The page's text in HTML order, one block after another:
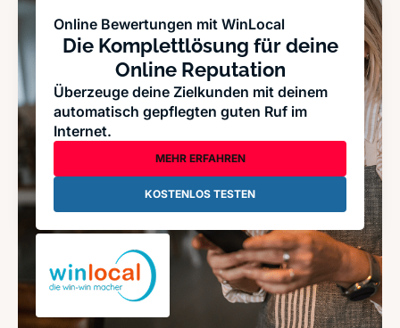
Online Bewertungen mit WinLocal
Die Komplettlösung für deine
Online Reputation
Überzeuge deine Zielkunden mit deinem
automatisch gepflegten guten Ruf im
Internet.
MEHR ERFAHREN
KOSTENLOS TESTEN